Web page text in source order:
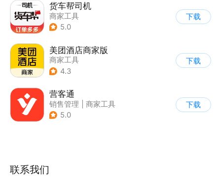
货车帮司机
商家工具
5.0
下载
美团酒店商家版
商家工具
4.3
下载
营客通
销售管理
商家工具
5.0
下载
联系我们